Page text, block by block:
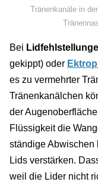
Tränenkanäle in
Bei
gekippt) oder
es zu vermehrter
Tränenkanälchen
der
Flüssigkeit die
ständige Abwischen
Lids verstärken.
weil die Lider nicht